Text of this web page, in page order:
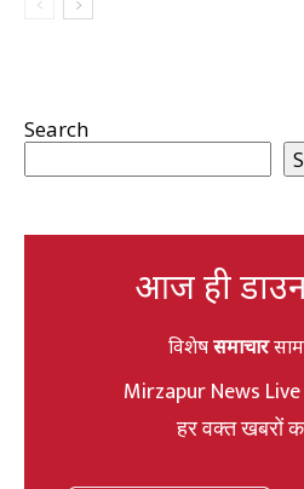
Search
आज ही
विशेषसमाचार
Mirzapur News
हर वक्त खबरों